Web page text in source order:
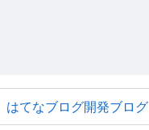
はてなブログ開発ブログ